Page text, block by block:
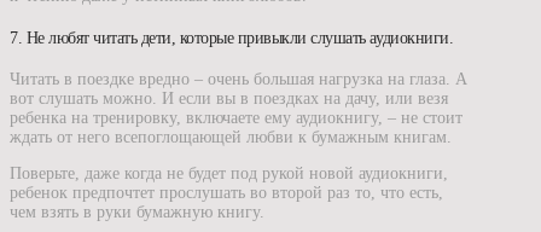
7. Не любят читать дети, которые привыкли слушать аудиокниги.
Читать в поездке вредно – очень большая нагрузка на глаза. А
вот слушать можно. И если вы в поездках на дачу, или везя
ребенка на тренировку, включаете ему аудиокнигу, – не стоит
ждать от него всепоглощающей любви к бумажным книгам.
Поверьте, даже когда не будет под рукой новой аудиокниги,
ребенок предпочтет прослушать во второй раз то, что есть,
чем взять в руки бумажную книгу.